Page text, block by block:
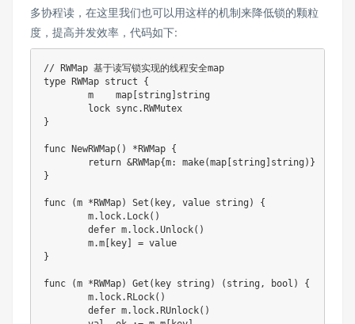
多协程读，在这里我们也可以用这样的机制来降低锁的颗粒
度，提高并发效率，代码如下:
// RWMap 基于读写锁实现的线程安全map
type RWMap struct
{
	m
map [string ] string
	lock sync
.
}
func NewRWMap( ) *RWMap {
return &RWMap{m: make(map [string ] string ) }
}
func (m *RWMap) Set ( key , value string )
{
	m
. lock. Lock( )
defer m. lock.Unlock( )
	m
.m [ key] =
}
func (m *RWMap) Get ( key string ) ( string , bool )
{
	m
. lock.RLock( )
defer m. lock.RUnlock( )